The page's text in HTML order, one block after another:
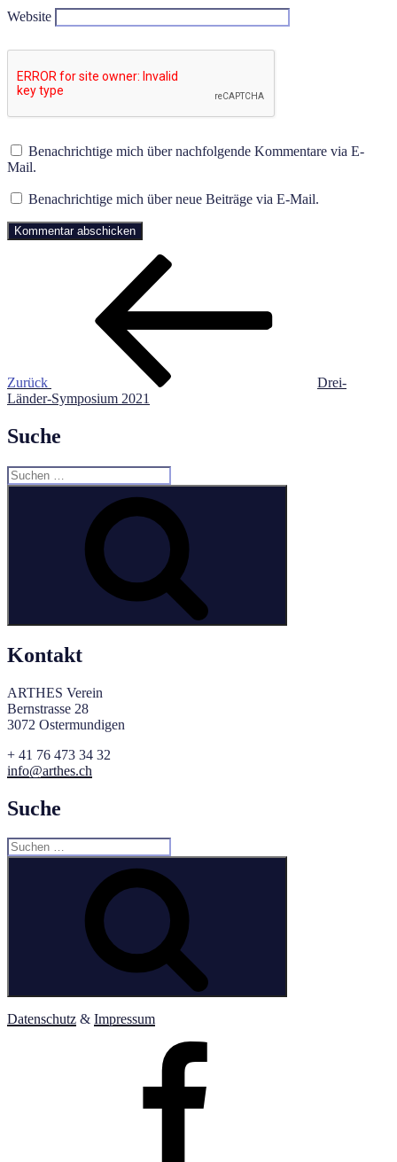
Website
Benachrichtige mich über nachfolgende Kommentare via E-
Mail.
Benachrichtige mich über neue Beiträge via E-Mail.
Beitragsnavigation
Zurück
Drei-
Länder-Symposium 2021
Suche
Suchen
nach:
Kontakt
ARTHES Verein
Bernstrasse 28
3072 Ostermundigen
+ 41 76 473 34 32
info@arthes.ch
Suche
Suchen
nach:
Datenschutz & Impressum